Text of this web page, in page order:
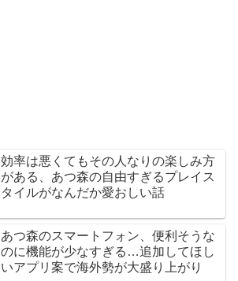
効率は悪くてもその人なりの楽しみ方
がある、あつ森の自由すぎるプレイス
タイルがなんだか愛おしい話
あつ森のスマートフォン、便利そうな
のに機能が少なすぎる…追加してほし
いアプリ案で海外勢が大盛り上がり